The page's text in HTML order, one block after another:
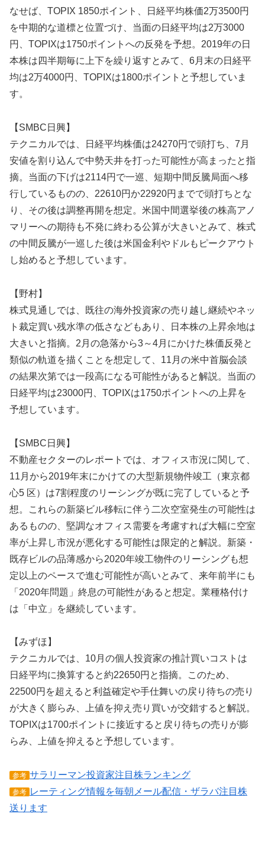
なせば、TOPIX 1850ポイント、日経平均株価2万3500円
を中期的な道標と位置づけ、当面の日経平均は2万3000
円、TOPIXは1750ポイントへの反発を予想。2019年の日
本株は四半期毎に上下を繰り返すとみて、6月末の日経平
均は2万4000円、TOPIXは1800ポイントと予想していま
す。
【SMBC日興】
テクニカルでは、日経平均株価は24270円で頭打ち、7月
安値を割り込んで中勢天井を打った可能性が高まったと指
摘。当面の下げは2114円で一巡、短期中間反騰局面へ移
行しているものの、22610円か22920円までで頭打ちとな
り、その後は調整再開を想定。米国中間選挙後の株高アノ
マリーへの期待も不発に終わる公算が大きいとみて、株式
の中間反騰が一巡した後は米国金利やドルもピークアウト
し始めると予想しています。
【野村】
株式見通しでは、既往の海外投資家の売り越し継続やネッ
ト裁定買い残水準の低さなどもあり、日本株の上昇余地は
大きいと指摘。2月の急落から3～4月にかけた株価反発と
類似の軌道を描くことを想定して、11月の米中首脳会談
の結果次第では一段高になる可能性があると解説。当面の
日経平均は23000円、TOPIXは1750ポイントへの上昇を
予想しています。
【SMBC日興】
不動産セクターのレポートでは、オフィス市況に関して、
11月から2019年末にかけての大型新規物件竣工（東京都
心5 区）は7割程度のリーシングが既に完了していると予
想。これらの新築ビル移転に伴う二次空室発生の可能性は
あるものの、堅調なオフィス需要を考慮すれば大幅に空室
率が上昇し市況が悪化する可能性は限定的と解説。新築・
既存ビルの品薄感から2020年竣工物件のリーシングも想
定以上のペースで進む可能性が高いとみて、来年前半にも
「2020年問題」終息の可能性があると想定。業種格付け
は「中立」を継続しています。
【みずほ】
テクニカルでは、10月の個人投資家の推計買いコストは
日経平均に換算すると約22650円と指摘。このため、
22500円を超えると利益確定や手仕舞いの戻り待ちの売り
が大きく膨らみ、上値を抑え売り買いが交錯すると解説。
TOPIXは1700ポイントに接近すると戻り待ちの売りが膨
らみ、上値を抑えると予想しています。
参考 サラリーマン投資家注目株ランキング
参考 レーティング情報を毎朝メール配信・ザラバ注目株
送ります